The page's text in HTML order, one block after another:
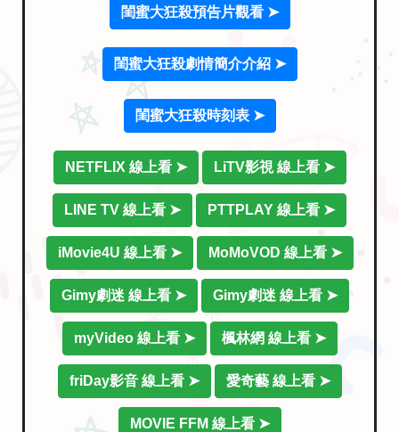
閨蜜大狂殺預告片觀看 ➤
閨蜜大狂殺劇情簡介介紹 ➤
閨蜜大狂殺時刻表 ➤
NETFLIX 線上看 ➤ LiTV影視 線上看 ➤
LINE TV 線上看 ➤ PTTPLAY 線上看 ➤
iMovie4U 線上看 ➤ MoMoVOD 線上看 ➤
Gimy劇迷 線上看 ➤ Gimy劇迷 線上看 ➤
myVideo 線上看 ➤ 楓林網 線上看 ➤
friDay影音 線上看 ➤ 愛奇藝 線上看 ➤
MOVIE FFM 線上看 ➤